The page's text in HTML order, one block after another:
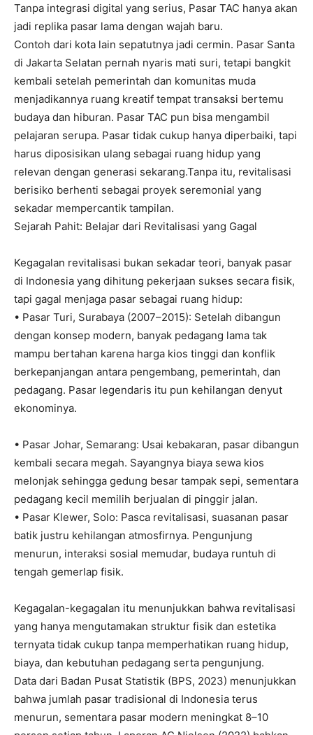
Tanpa integrasi digital yang serius, Pasar TAC hanya akan
jadi replika pasar lama dengan wajah baru.
Contoh dari kota lain sepatutnya jadi cermin. Pasar Santa
di Jakarta Selatan pernah nyaris mati suri, tetapi bangkit
kembali setelah pemerintah dan komunitas muda
menjadikannya ruang kreatif tempat transaksi bertemu
budaya dan hiburan. Pasar TAC pun bisa mengambil
pelajaran serupa. Pasar tidak cukup hanya diperbaiki, tapi
harus diposisikan ulang sebagai ruang hidup yang
relevan dengan generasi sekarang.Tanpa itu, revitalisasi
berisiko berhenti sebagai proyek seremonial yang
sekadar mempercantik tampilan.
Sejarah Pahit: Belajar dari Revitalisasi yang Gagal
Kegagalan revitalisasi bukan sekadar teori, banyak pasar
di Indonesia yang dihitung pekerjaan sukses secara fisik,
tapi gagal menjaga pasar sebagai ruang hidup:
• Pasar Turi, Surabaya (2007–2015): Setelah dibangun
dengan konsep modern, banyak pedagang lama tak
mampu bertahan karena harga kios tinggi dan konflik
berkepanjangan antara pengembang, pemerintah, dan
pedagang. Pasar legendaris itu pun kehilangan denyut
ekonominya.
• Pasar Johar, Semarang: Usai kebakaran, pasar dibangun
kembali secara megah. Sayangnya biaya sewa kios
melonjak sehingga gedung besar tampak sepi, sementara
pedagang kecil memilih berjualan di pinggir jalan.
• Pasar Klewer, Solo: Pasca revitalisasi, suasanan pasar
batik justru kehilangan atmosfirnya. Pengunjung
menurun, interaksi sosial memudar, budaya runtuh di
tengah gemerlap fisik.
Kegagalan-kegagalan itu menunjukkan bahwa revitalisasi
yang hanya mengutamakan struktur fisik dan estetika
ternyata tidak cukup tanpa memperhatikan ruang hidup,
biaya, dan kebutuhan pedagang serta pengunjung.
Data dari Badan Pusat Statistik (BPS, 2023) menunjukkan
bahwa jumlah pasar tradisional di Indonesia terus
menurun, sementara pasar modern meningkat 8–10